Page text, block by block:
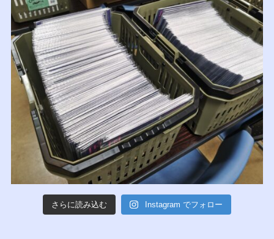
さらに読み込む Instagram でフォロー